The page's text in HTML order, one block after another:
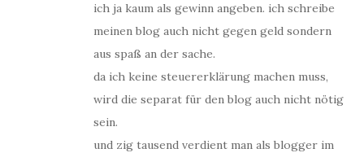
ich ja kaum als gewinn angeben. ich schreibe
meinen blog auch nicht gegen geld sondern
aus spaß an der sache.
da ich keine steuererklärung machen muss,
wird die separat für den blog auch nicht nötig
sein.
und zig tausend verdient man als blogger im